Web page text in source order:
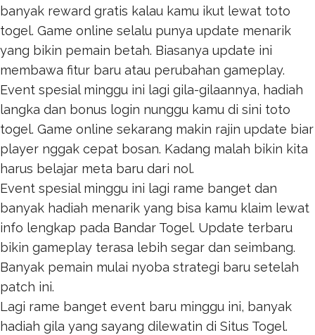
banyak reward gratis kalau kamu ikut lewat toto
togel. Game online selalu punya update menarik
yang bikin pemain betah. Biasanya update ini
membawa fitur baru atau perubahan gameplay.
Event spesial minggu ini lagi gila-gilaannya, hadiah
langka dan bonus login nunggu kamu di sini toto
togel. Game online sekarang makin rajin update biar
player nggak cepat bosan. Kadang malah bikin kita
harus belajar meta baru dari nol.
Event spesial minggu ini lagi rame banget dan
banyak hadiah menarik yang bisa kamu klaim lewat
info lengkap pada Bandar Togel. Update terbaru
bikin gameplay terasa lebih segar dan seimbang.
Banyak pemain mulai nyoba strategi baru setelah
patch ini.
Lagi rame banget event baru minggu ini, banyak
hadiah gila yang sayang dilewatin di Situs Togel.